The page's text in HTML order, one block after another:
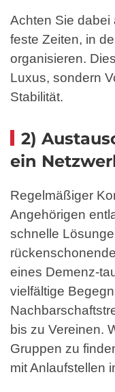
Achten Sie dabei
feste Zeiten, in
organisieren.
Luxus, sondern
Stabilität.
2)
ein
Regelmäßiger
Angehörigen
schnelle
eines Demenz-
vielfältige
bis zu Vereinen.
Gruppen zu
mit Anlaufstellen